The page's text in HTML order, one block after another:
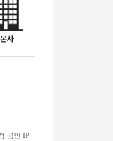
공인 IP